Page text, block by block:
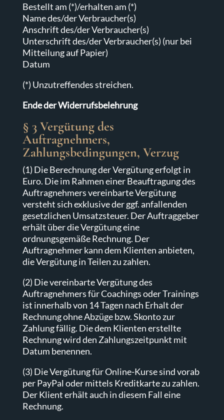
Bestellt am (*)/erhalten am (*)
Name des/der Verbraucher(s)
Anschrift des/der Verbraucher(s)
Unterschrift des/der Verbraucher(s) (nur bei
Mitteilung auf Papier)
Datum
(*) Unzutreffendes streichen.
Ende der Widerrufsbelehrung
§ 3 Vergütung des
Auftragnehmers,
Zahlungsbedingungen, Verzug
(1) Die Berechnung der Vergütung erfolgt in
Euro. Die im Rahmen einer Beauftragung des
Auftragnehmers vereinbarte Vergütung
versteht sich exklusive der ggf. anfallenden
gesetzlichen Umsatzsteuer. Der Auftraggeber
erhält über die Vergütung eine
ordnungsgemäße Rechnung. Der
Auftragnehmer kann dem Klienten anbieten,
die Vergütung in Teilen zu zahlen.
(2) Die vereinbarte Vergütung des
Auftragnehmers für Coachings oder Trainings
ist innerhalb von 14 Tagen nach Erhalt der
Rechnung ohne Abzüge bzw. Skonto zur
Zahlung fällig. Die dem Klienten erstellte
Rechnung wird den Zahlungszeitpunkt mit
Datum benennen.
(3) Die Vergütung für Online-Kurse sind vorab
per PayPal oder mittels Kreditkarte zu zahlen.
Der Klient erhält auch in diesem Fall eine
Rechnung.